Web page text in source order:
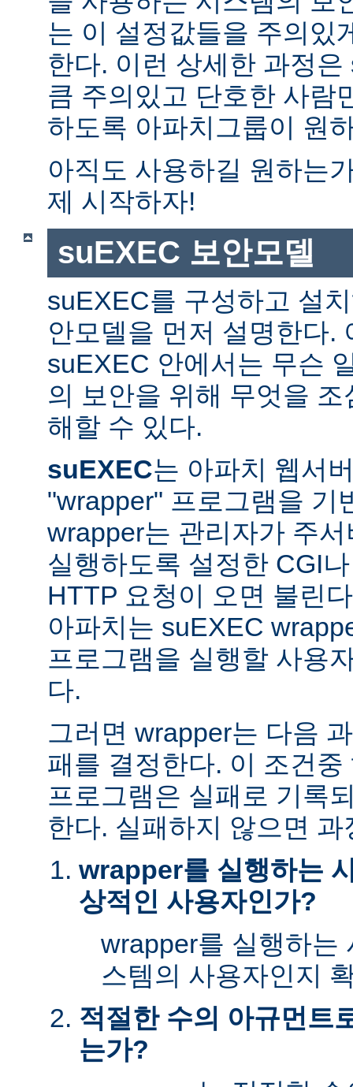
는 이 설정값들을 주의있
한다. 이런 상세한 과정
큼 주의있고 단호한 사람
하도록 아파치그룹이 원
아직도 사용하길 원하는
제 시작하자!
suEXEC 보안모델
suEXEC를 구성하고 설
안모델을 먼저 설명한다.
suEXEC 안에서는 무슨
의 보안을 위해 무엇을
해할 수 있다.
suEXEC는 아파치 웹서
"wrapper" 프로그램을 기
wrapper는 관리자가 주
실행하도록 설정한 CGI
HTTP 요청이 오면 불린
아파치는 suEXEC
프로그램을 실행할 사용
다.
그러면 wrapper는 다음
패를 결정한다. 이 조건
프로그램은 실패로 기록
한다. 실패하지 않으면
wrapper를 실행하는
상적인 사용자인가?
wrapper를 실행하는
스템의 사용자인지
적절한 수의 아규먼트
는가?